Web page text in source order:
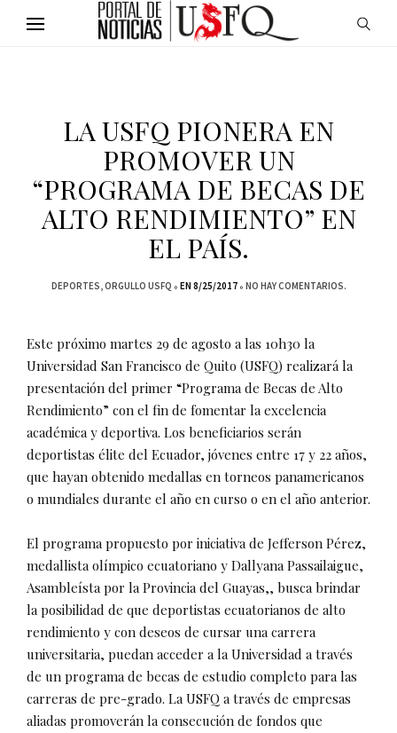
LA USFQ PIONERA EN
PROMOVER UN
“PROGRAMA DE BECAS DE
ALTO RENDIMIENTO” EN
EL PAÍS.
DEPORTES ORGULLO USFQ EN 8/25/2017 NO HAY COMENTARIOS.
Este próximo martes 29 de agosto a las 10h30 la
Universidad San Francisco de Quito (USFQ) realizará la
presentación del primer “Programa de Becas de Alto
Rendimiento” con el fin de fomentar la excelencia
académica y deportiva. Los beneficiarios serán
deportistas élite del Ecuador, jóvenes entre 17 y 22 años,
que hayan obtenido medallas en torneos panamericanos
o mundiales durante el año en curso o en el año anterior.
El programa propuesto por iniciativa de Jefferson Pérez,
medallista olímpico ecuatoriano y Dallyana Passailaigue,
Asambleísta por la Provincia del Guayas,, busca brindar
la posibilidad de que deportistas ecuatorianos de alto
rendimiento y con deseos de cursar una carrera
universitaria, puedan acceder a la Universidad a través
de un programa de becas de estudio completo para las
carreras de pre-grado. La USFQ a través de empresas
aliadas promoverán la consecución de fondos que